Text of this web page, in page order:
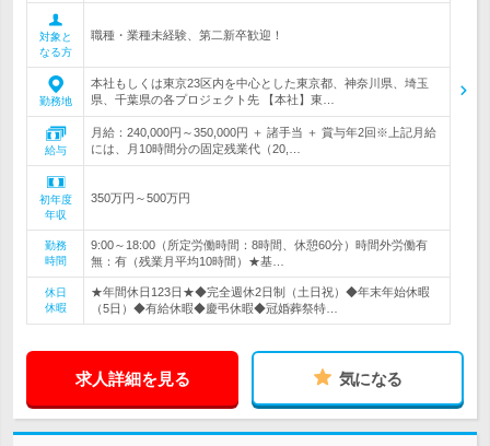
対象と
なる方
職種・業種未経験、第二新卒歓迎！
勤務地
本社もしくは東京23区内を中心とした東京都、神奈川県、埼玉
県、千葉県の各プロジェクト先 【本社】東…
給与
月給：240,000円～350,000円 ＋ 諸手当 ＋ 賞与年2回※上記月給
には、月10時間分の固定残業代（20,…
初年度
年収
350万円～500万円
勤務
時間
9:00～18:00（所定労働時間：8時間、休憩60分）時間外労働有
無：有（残業月平均10時間）★基…
休日
休暇
★年間休日123日★◆完全週休2日制（土日祝）◆年末年始休暇
（5日）◆有給休暇◆慶弔休暇◆冠婚葬祭特…
求人詳細を見る 気になる